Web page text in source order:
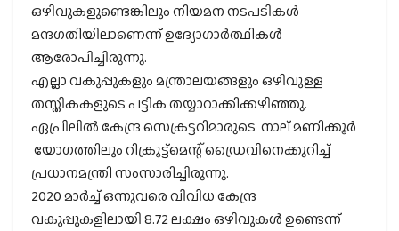
ഒഴിവുകളുണ്ടെങ്കിലും നിയമന നടപടികള്‍
മന്ദഗതിയിലാണെന്ന് ഉദ്യോഗാര്‍ത്ഥികള്‍
ആരോപിച്ചിരുന്നു.
എല്ലാ വകുപ്പുകളും മന്ത്രാലയങ്ങളും ഒഴിവുള്ള
തസ്തികകളുടെ പട്ടിക തയ്യാറാക്കിക്കഴിഞ്ഞു.
ഏപ്രിലില്‍ കേന്ദ്ര സെക്രട്ടറിമാരുടെ നാല് മണിക്കൂര്‍
യോഗത്തിലും റിക്രൂട്ട്മെന്റ് ഡ്രൈവിനെക്കുറിച്ച്
പ്രധാനമന്ത്രി സംസാരിച്ചിരുന്നു.
2020 മാര്‍ച്ച് ഒന്നുവരെ വിവിധ കേന്ദ്ര
വകുപ്പുകളിലായി 8.72 ലക്ഷം ഒഴിവുകള്‍ ഉണ്ടെന്ന്